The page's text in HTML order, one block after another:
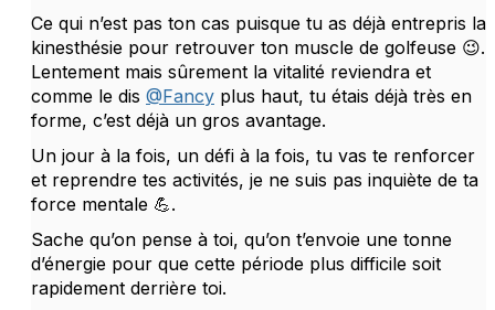
Ce qui n’est pas ton cas puisque tu as déjà entrepris la
kinesthésie pour retrouver ton muscle de golfeuse 😉.
Lentement mais sûrement la vitalité reviendra et
comme le dis @Fancy plus haut, tu étais déjà très en
forme, c’est déjà un gros avantage.
Un jour à la fois, un défi à la fois, tu vas te renforcer
et reprendre tes activités, je ne suis pas inquiète de ta
force mentale 💪.
Sache qu’on pense à toi, qu’on t’envoie une tonne
d’énergie pour que cette période plus difficile soit
rapidement derrière toi.